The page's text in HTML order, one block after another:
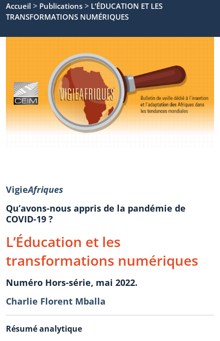
Accueil > Publications > L’ÉDUCATION ET LES
TRANSFORMATIONS NUMÉRIQUES
VigieAfriques
Qu’avons-nous appris de la pandémie de
COVID-19 ?
L’Éducation et les
transformations numériques
Numéro Hors-série, mai 2022.
Charlie Florent Mballa
Résumé analytique